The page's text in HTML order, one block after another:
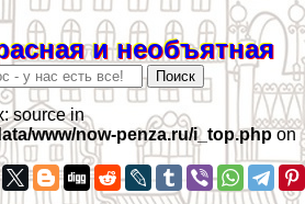
и необъятная
source in
www/now-penza.ru/i_top.phpon